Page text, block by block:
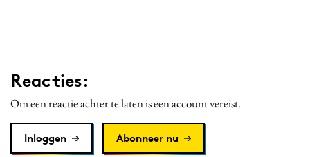
Reacties:
Om een reactie achter te laten is een account vereist.
Inloggen Abonneer nu